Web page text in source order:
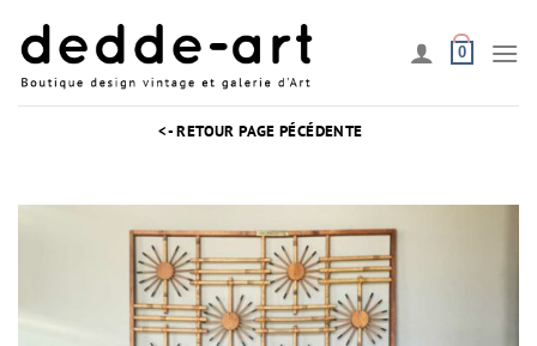
contenu
0
<- RETOUR PAGE PÉCÉDENTE